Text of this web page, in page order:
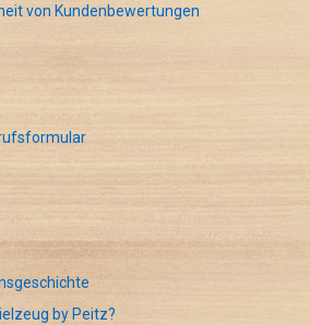
von Kundenbewertungen
by Peitz?